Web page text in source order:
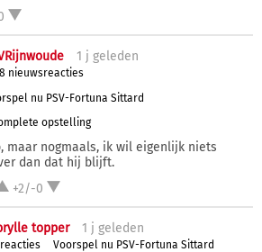
1 j geleden
nieuwsreacties
nu PSV-Fortuna Sittard
opstelling
maar nogmaals, ik wil eigenlijk niets
dan dat hij blijft.
+2/-0
topper 1 j geleden
Voorspel nu PSV-Fortuna Sittard